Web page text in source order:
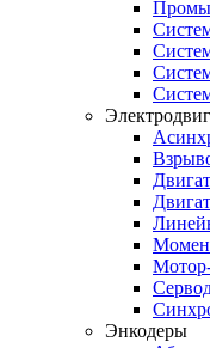
Энкодеры